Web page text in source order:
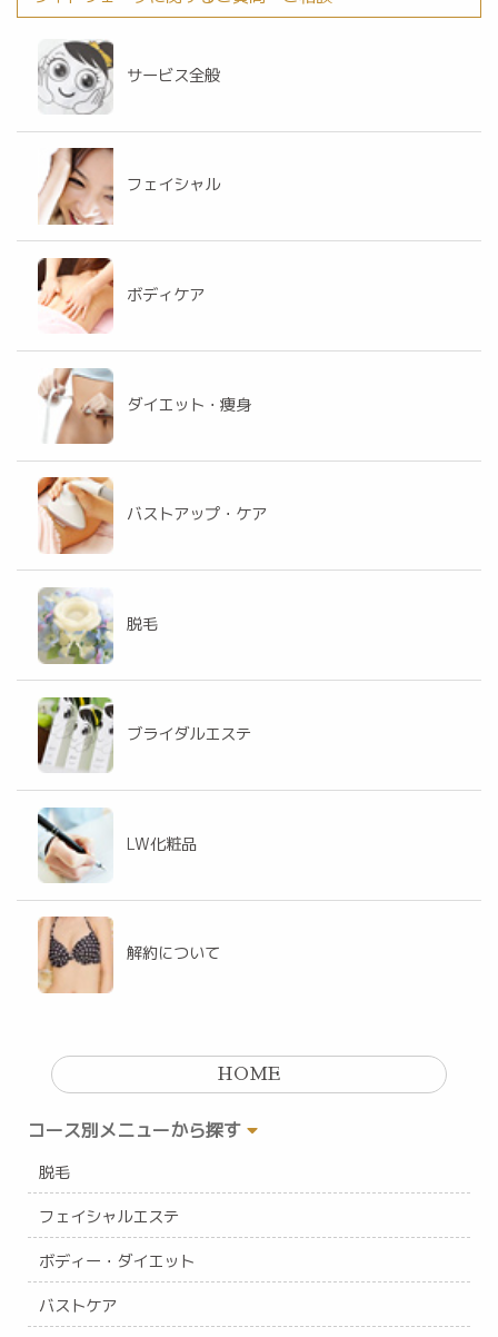
サービス全般
フェイシャル
ボディケア
ダイエット・痩身
バストアップ・ケア
脱毛
ブライダルエステ
LW化粧品
解約について
HOME
コース別メニューから探す
脱毛
フェイシャルエステ
ボディー・ダイエット
バストケア